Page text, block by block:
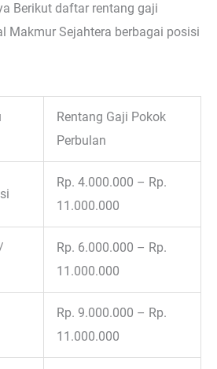
Berikut daftar rentang gaji
Makmur Sejahtera berbagai posisi
Rentang Gaji Pokok
Perbulan
Rp. 4.000.000 – Rp.
11.000.000
Rp. 6.000.000 – Rp.
11.000.000
Rp. 9.000.000 – Rp.
11.000.000